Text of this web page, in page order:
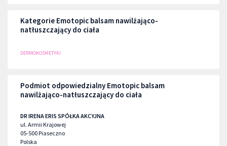
Kategorie Emotopic balsam nawilżająco-
natłuszczający do ciała
DERMOKOSMETYKI
Podmiot odpowiedzialny Emotopic balsam
nawilżająco-natłuszczający do ciała
DR IRENA ERIS SPÓŁKA AKCYJNA
ul. Armii Krajowej
05-500Piaseczno
Polska